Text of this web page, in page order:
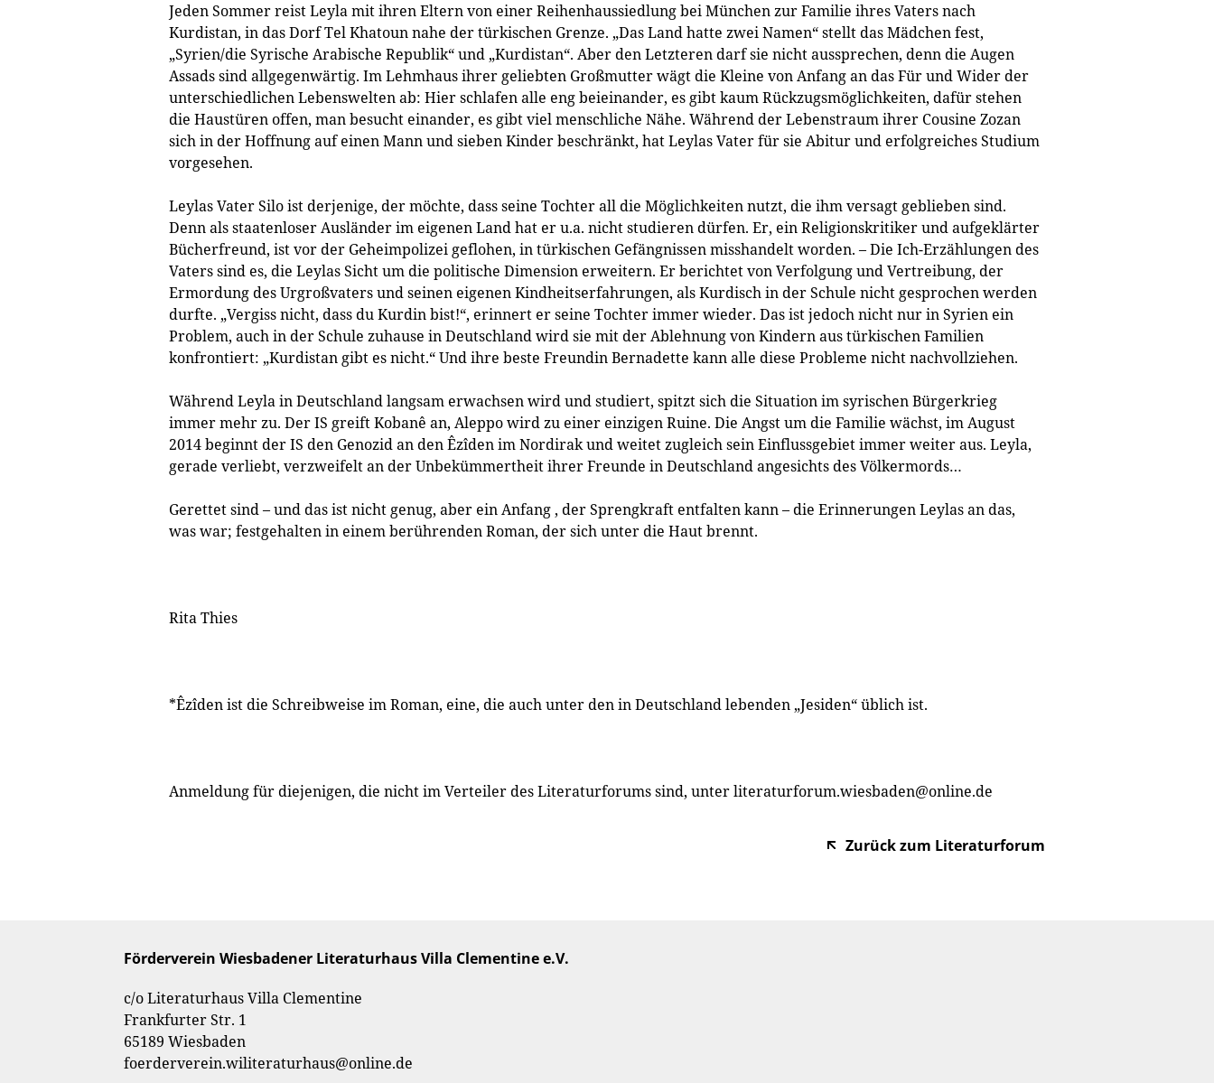
Jeden Sommer reist Leyla mit ihren Eltern von einer Reihenhaussiedlung bei München zur Familie ihres Vaters nach
Kurdistan, in das Dorf Tel Khatoun nahe der türkischen Grenze. „Das Land hatte zwei Namen“ stellt das Mädchen fest,
„Syrien/die Syrische Arabische Republik“ und „Kurdistan“. Aber den Letzteren darf sie nicht aussprechen, denn die Augen
Assads sind allgegenwärtig. Im Lehmhaus ihrer geliebten Großmutter wägt die Kleine von Anfang an das Für und Wider der
unterschiedlichen Lebenswelten ab: Hier schlafen alle eng beieinander, es gibt kaum Rückzugsmöglichkeiten, dafür stehen
die Haustüren offen, man besucht einander, es gibt viel menschliche Nähe. Während der Lebenstraum ihrer Cousine Zozan
sich in der Hoffnung auf einen Mann und sieben Kinder beschränkt, hat Leylas Vater für sie Abitur und erfolgreiches Studium
vorgesehen.
Leylas Vater Silo ist derjenige, der möchte, dass seine Tochter all die Möglichkeiten nutzt, die ihm versagt geblieben sind.
Denn als staatenloser Ausländer im eigenen Land hat er u.a. nicht studieren dürfen. Er, ein Religionskritiker und aufgeklärter
Bücherfreund, ist vor der Geheimpolizei geflohen, in türkischen Gefängnissen misshandelt worden. – Die Ich-Erzählungen des
Vaters sind es, die Leylas Sicht um die politische Dimension erweitern. Er berichtet von Verfolgung und Vertreibung, der
Ermordung des Urgroßvaters und seinen eigenen Kindheitserfahrungen, als Kurdisch in der Schule nicht gesprochen werden
durfte. „Vergiss nicht, dass du Kurdin bist!“, erinnert er seine Tochter immer wieder. Das ist jedoch nicht nur in Syrien ein
Problem, auch in der Schule zuhause in Deutschland wird sie mit der Ablehnung von Kindern aus türkischen Familien
konfrontiert: „Kurdistan gibt es nicht.“ Und ihre beste Freundin Bernadette kann alle diese Probleme nicht nachvollziehen.
Während Leyla in Deutschland langsam erwachsen wird und studiert, spitzt sich die Situation im syrischen Bürgerkrieg
immer mehr zu. Der IS greift Kobanê an, Aleppo wird zu einer einzigen Ruine. Die Angst um die Familie wächst, im August
2014 beginnt der IS den Genozid an den Êzîden im Nordirak und weitet zugleich sein Einflussgebiet immer weiter aus. Leyla,
gerade verliebt, verzweifelt an der Unbekümmertheit ihrer Freunde in Deutschland angesichts des Völkermords…
Gerettet sind – und das ist nicht genug, aber ein Anfang , der Sprengkraft entfalten kann – die Erinnerungen Leylas an das,
was war; festgehalten in einem berührenden Roman, der sich unter die Haut brennt.
Rita Thies
*Êzîden ist die Schreibweise im Roman, eine, die auch unter den in Deutschland lebenden „Jesiden“ üblich ist.
Anmeldung für diejenigen, die nicht im Verteiler des Literaturforums sind, unter literaturforum.wiesbaden@online.de
Zurück zum Literaturforum
Förderverein Wiesbadener Literaturhaus Villa Clementine e.V.
c/o Literaturhaus Villa Clementine
Frankfurter Str. 1
65189 Wiesbaden
foerderverein.wiliteraturhaus@online.de